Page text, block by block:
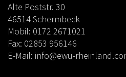
Alte Poststr. 30
46514 Schermbeck
Mobil: 0172 2671021
Fax: 02853 956146
E-Mail: info@ewu-